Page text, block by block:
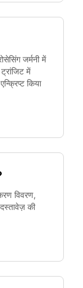
जर्मनी में
में
किया
विवरण,
की